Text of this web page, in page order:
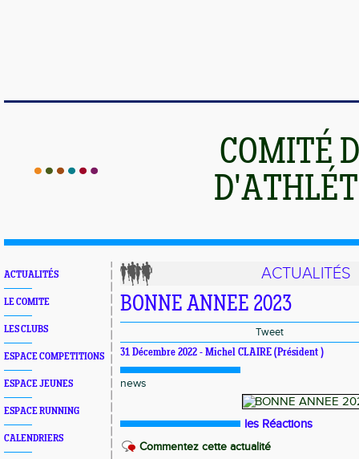
COMITÉ
ACTUALITÉS
LE COMITE
LES CLUBS
ESPACE COMPETITIONS
ESPACE JEUNES
ESPACE RUNNING
CALENDRIERS
ACTUALITÉS
BONNE ANNEE 2023
Tweet
31 Décembre 2022 - Michel CLAIRE (Président )
news
les Réactions
Commentez cette actualité